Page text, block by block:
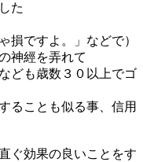
た
損ですよ。」などで）
神經を弄れて
ども歳数３０以上でゴ
ることも似る事、信用
ぐ効果の良いことをす